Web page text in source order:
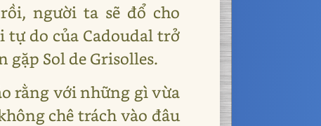
người ta sẽ đổ cho
tự do của Cadoudal trở
Sol de Grisolles.
rằng với những gì vừa
chê trách vào đâu